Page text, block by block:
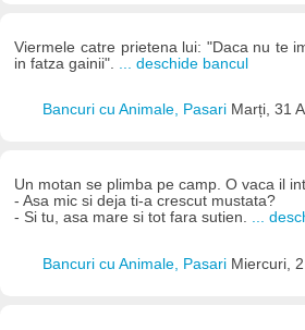
Viermele catre prietena lui: "Daca nu te
in fatza gainii".
... deschide bancul
Bancuri cu Animale, Pasari Marți, 31
Un motan se plimba pe camp. O vaca il
- Asa mic si deja ti-a crescut mustata?
- Si tu, asa mare si tot fara sutien. ...
Bancuri cu Animale, Pasari Miercuri,